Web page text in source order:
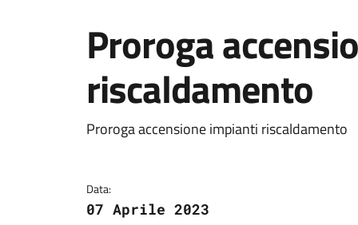
Proroga
riscaldamento
Dettagli della notizia
Proroga accensione impianti riscaldamento
Data:
07 Aprile 2023